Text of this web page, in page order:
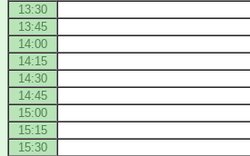
13:30
13:45
14:00
14:15
14:30
14:45
15:00
15:15
15:30